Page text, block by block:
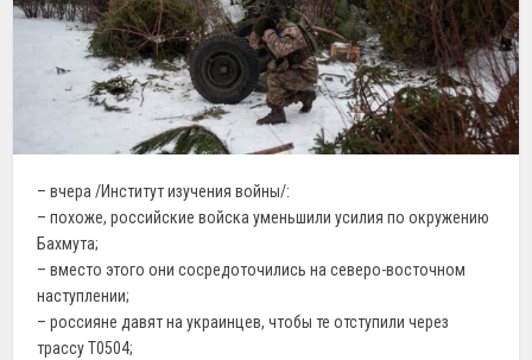
– вчера /Институт изучения войны/:
– похоже, российские войска уменьшили усилия по окружению
Бахмута;
– вместо этого они сосредоточились на северо-восточном
наступлении;
– россияне давят на украинцев, чтобы те отступили через
трассу Т0504;